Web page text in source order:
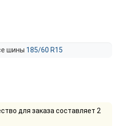
шины 185/60 R15
для заказа составляет 2